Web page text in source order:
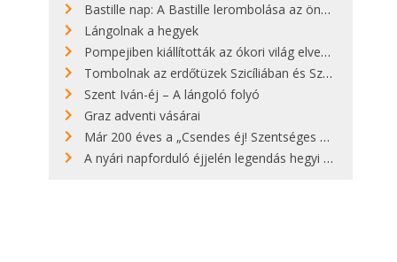
Bastille nap: A Bastille lerombolása az önkényuralom végét jelentette
Lángolnak a hegyek
Pompejiben kiállították az ókori világ elveszett híres szobrának másolatát
Tombolnak az erdőtüzek Szicíliában és Szardínián
Szent Iván-éj – A lángoló folyó
Graz adventi vásárai
Már 200 éves a „Csendes éj! Szentséges éj!”
A nyári napforduló éjjelén legendás hegyi tüzek világítják meg Zugspitzét